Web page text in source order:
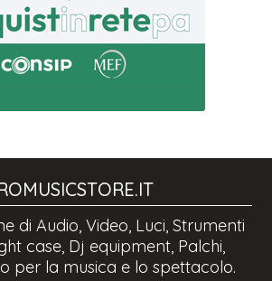
di Audio, Video, Luci, Strumenti
case, Dj equipment, Palchi,
per la musica e lo spettacolo.